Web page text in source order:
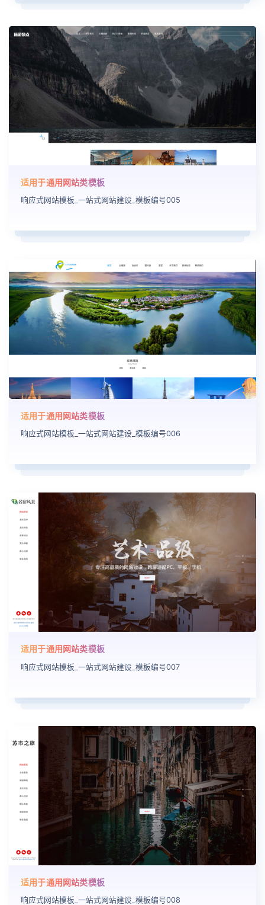
适用于通用网站类模板
响应式网站模板_一站式网站建设_模板编号005
适用于通用网站类模板
响应式网站模板_一站式网站建设_模板编号006
适用于通用网站类模板
响应式网站模板_一站式网站建设_模板编号007
适用于通用网站类模板
响应式网站模板_一站式网站建设_模板编号008